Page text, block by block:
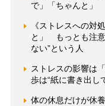
で」「ちゃんと」
《ストレスへの対
と」 もっとも注意
ない”という人
ストレスの影響は
歩は“紙に書き出し
体の休息だけが休